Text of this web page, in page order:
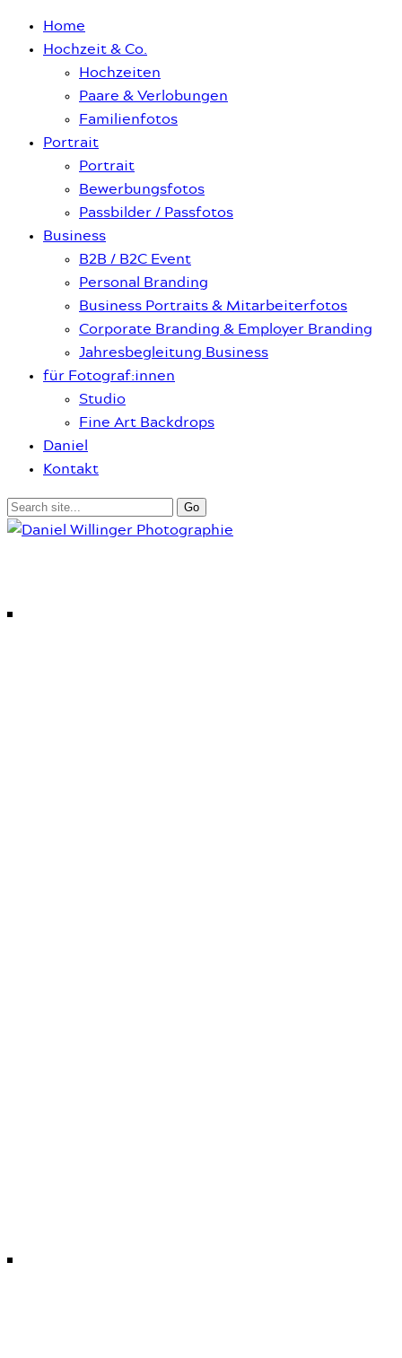
Home
Hochzeit & Co.
Hochzeiten
Paare & Verlobungen
Familienfotos
Portrait
Portrait
Bewerbungsfotos
Passbilder / Passfotos
Business
B2B / B2C Event
Personal Branding
Business Portraits & Mitarbeiterfotos
Corporate Branding & Employer Branding
Jahresbegleitung Business
für Fotograf:innen
Studio
Fine Art Backdrops
Daniel
Kontakt